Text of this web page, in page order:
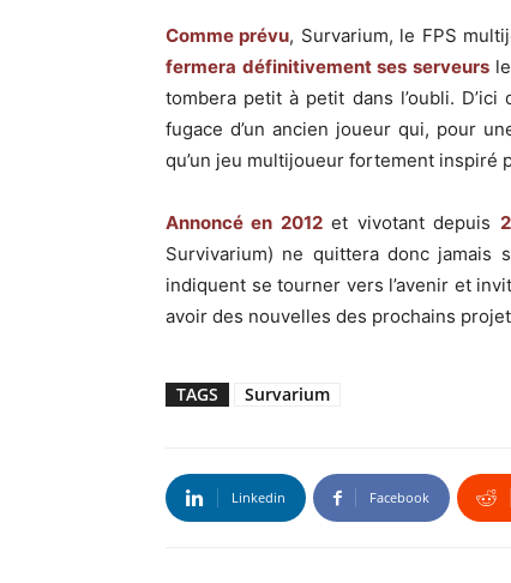
Comme prévu, Survarium, le FPS
fermera définitivement ses serveursle
tombera petit à petit dans l’oubli.
fugace d’un ancien joueur qui, pour
qu’un jeu multijoueur fortement inspiré
Annoncé en 2012et vivotant depuis
Survivarium) ne quittera donc jamais
indiquent se tourner vers l’avenir et
avoir des nouvelles des prochains
TAGS Survarium
Linkedin Facebook